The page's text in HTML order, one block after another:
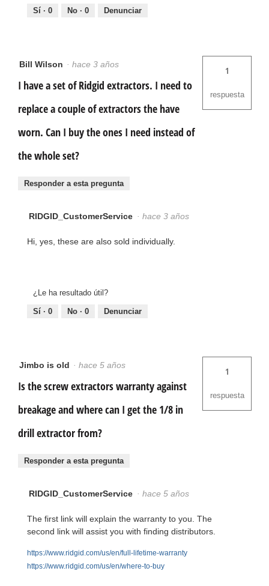
Sí · 0 No · 0 Denunciar
Bill Wilson · hace 3 años
I have a set of Ridgid extractors. I need to
replace a couple of extractors the have
worn. Can I buy the ones I need instead of
the whole set?
1
respuesta
Responder a esta pregunta
RIDGID_CustomerService · hace 3 años
Hi, yes, these are also sold individually.
¿Le ha resultado útil?
Sí · 0 No · 0 Denunciar
Jimbo is old · hace 5 años
Is the screw extractors warranty against
breakage and where can I get the 1/8 in
drill extractor from?
1
respuesta
Responder a esta pregunta
RIDGID_CustomerService · hace 5 años
The first link will explain the warranty to you. The
second link will assist you with finding distributors.
https://www.ridgid.com/us/en/full-lifetime-warranty
https://www.ridgid.com/us/en/where-to-buy